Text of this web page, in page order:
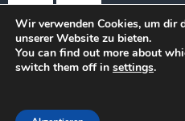
Theme:Accelerate
Wir verwenden Cookies, um dir
unserer Website zu bieten.
You can find out more about
switch them off in settings.